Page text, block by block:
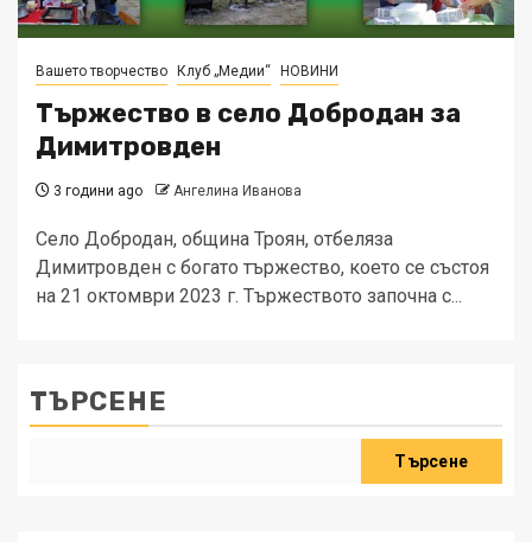
Вашето творчество Клуб „Медии“ НОВИНИ
Тържество в село Добродан за
Димитровден
3 години ago Ангелина Иванова
Село Добродан, община Троян, отбеляза
Димитровден с богато тържество, което се състоя
на 21 октомври 2023 г. Тържеството започна с...
ТЪРСЕНЕ
Търсене